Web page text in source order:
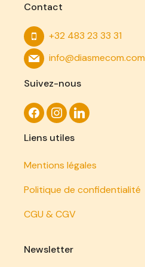
Contact
+32 483 23 33 31
info@diasmecom.com
Suivez-nous
Liens utiles
Mentions légales
Politique de confidentialité
CGU & CGV
Newsletter